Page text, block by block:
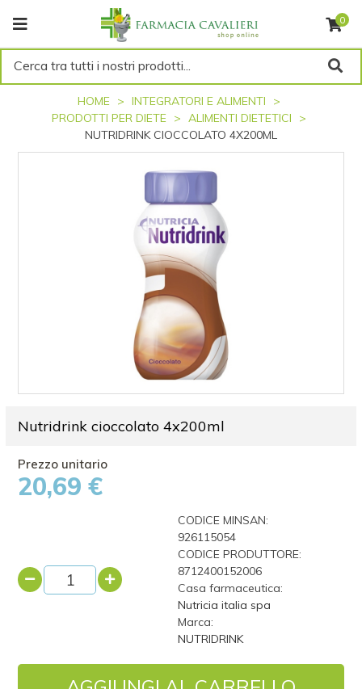
0
Cerca tra tutti i nostri prodotti...
HOME
INTEGRATORI E ALIMENTI
PRODOTTI PER DIETE
ALIMENTI DIETETICI
NUTRIDRINK CIOCCOLATO 4X200ML
Nutridrink cioccolato 4x200ml
20,69 €
CODICE MINSAN:
926115054
CODICE PRODUTTORE:
8712400152006
Casa farmaceutica:
Nutricia italia spa
Marca:
NUTRIDRINK